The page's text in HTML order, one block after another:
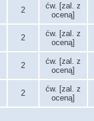
2
ćw. [zal. z
oceną]
2
ćw. [zal. z
oceną]
2
ćw. [zal. z
oceną]
2
ćw. [zal. z
oceną]